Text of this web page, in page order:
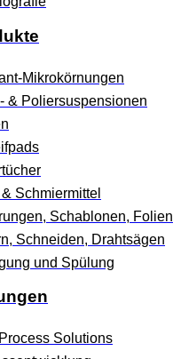
Mikrokörnungen
& Poliersuspensionen
Schmiermittel
Schablonen, Folien
Schneiden, Drahtsägen
und Spülung
Solutions